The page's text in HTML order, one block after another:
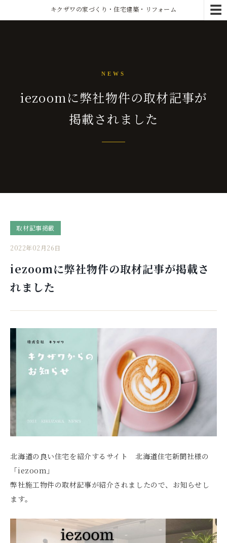
☰
キクザワの家づくり・住宅建築・リフォーム
NEWS
iezoomに弊社物件の取材記事が
掲載されました
取材記事掲載
2022年02月26日
iezoomに弊社物件の取材記事が掲載さ
れました
北海道の良い住宅を紹介するサイト 北海道住宅新聞社様の
「iezoom」
弊社施工物件の取材記事が紹介されましたので、お知らせし
ます。